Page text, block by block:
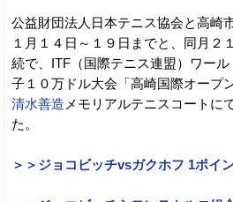
公益財団法人日本テニス協会と高崎
１月１４日～１９日までと、同月２
続で、ITF（国際テニス連盟）ワー
子１０万ドル大会「高崎国際オープ
清水善造 メモリアルテニスコートに
た。
＞＞ジョコビッチvsガクホフ 1ポイ